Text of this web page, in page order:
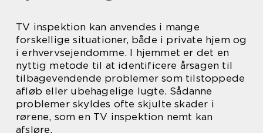
TV inspektion kan anvendes i mange
forskellige situationer, både i private hjem og
i erhvervsejendomme. I hjemmet er det en
nyttig metode til at identificere årsagen til
tilbagevendende problemer som tilstoppede
afløb eller ubehagelige lugte. Sådanne
problemer skyldes ofte skjulte skader i
rørene, som en TV inspektion nemt kan
afsløre.